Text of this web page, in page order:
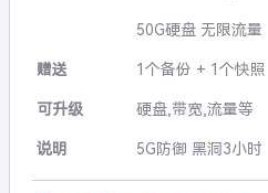
50G硬盘 无限流量
赠送 1个备份 + 1个快照
可升级 硬盘,带宽,流量等
说明 5G防御 黑洞3小时